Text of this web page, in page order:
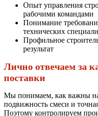
Опыт управления
рабочими командами
Понимание
технических
Профильное
результат
Лично отвечаем за
поставки
Мы понимаем, как важны
подвижность смеси и
Поэтому контролируем